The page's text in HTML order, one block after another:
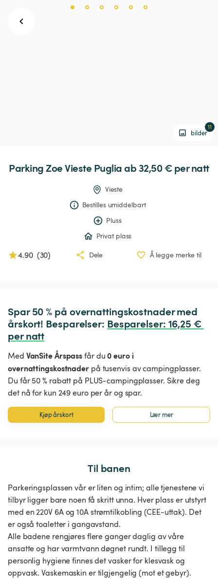
bilder
11
ParkingZoeVieste Puglia ab 32,50 € per natt
Vieste
Bestilles umiddelbart
Pluss
Privat plass
4.90 (30) Dele Å legge merke til
Spar 50 % på overnattingskostnader med
årskort! Besparelser: Besparelser: 16,25 €
per natt
Med VanSite Årspassfår du0 euro i
overnattingskostnaderpå tusenvis av campingplasser.
Du får 50 % rabatt på PLUS-campingplasser. Sikre deg
det nå for kun 249 euro per år og spar.
Kjøp årskort Lær mer
Til banen
Parkeringsplassen vår er liten og intim; alle tjenestene vi
tilbyr ligger bare noen få skritt unna. Hver plass er utstyrt
med en 220V 6A og 10A strømtilkobling (CEE-uttak). Det
er også toaletter i gangavstand.
Alle badene rengjøres flere ganger daglig av våre
ansatte og har varmtvann døgnet rundt. I tillegg til
personlig hygiene finnes det vasker for klesvask og
oppvask. Vaskemaskin er tilgjengelig (mot et gebyr).